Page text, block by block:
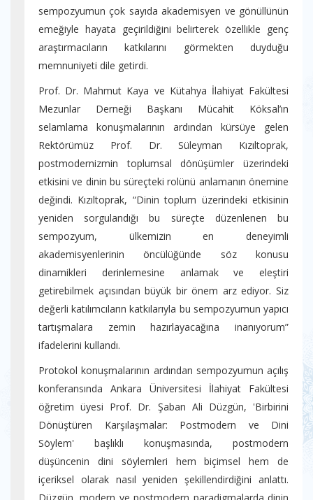
sempozyumun çok sayıda akademisyen ve gönüllünün
emeğiyle hayata geçirildiğini belirterek özellikle genç
araştırmacıların katkılarını görmekten duyduğu
memnuniyeti dile getirdi.
Prof. Dr. Mahmut Kaya ve Kütahya İlahiyat Fakültesi
Mezunlar Derneği Başkanı Mücahit Köksal’ın
selamlama konuşmalarının ardından kürsüye gelen
Rektörümüz Prof. Dr. Süleyman Kızıltoprak,
postmodernizmin toplumsal dönüşümler üzerindeki
etkisini ve dinin bu süreçteki rolünü anlamanın önemine
değindi. Kızıltoprak, “Dinin toplum üzerindeki etkisinin
yeniden sorgulandığı bu süreçte düzenlenen bu
sempozyum, ülkemizin en deneyimli
akademisyenlerinin öncülüğünde söz konusu
dinamikleri derinlemesine anlamak ve eleştiri
getirebilmek açısından büyük bir önem arz ediyor. Siz
değerli katılımcıların katkılarıyla bu sempozyumun yapıcı
tartışmalara zemin hazırlayacağına inanıyorum”
ifadelerini kullandı.
Protokol konuşmalarının ardından sempozyumun açılış
konferansında Ankara Üniversitesi İlahiyat Fakültesi
öğretim üyesi Prof. Dr. Şaban Ali Düzgün, 'Birbirini
Dönüştüren Karşılaşmalar: Postmodern ve Dini
Söylem' başlıklı konuşmasında, postmodern
düşüncenin dini söylemleri hem biçimsel hem de
içeriksel olarak nasıl yeniden şekillendirdiğini anlattı.